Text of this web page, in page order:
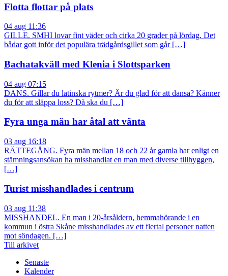
Flotta flottar på plats
04 aug 11:36
GILLE. SMHI lovar fint väder och cirka 20 grader på lördag. Det
bådar gott inför det populära trädgårdsgillet som går […]
Bachatakväll med Klenia i Slottsparken
04 aug 07:15
DANS. Gillar du latinska rytmer? Är du glad för att dansa? Känner
du för att släppa loss? Då ska du […]
Fyra unga män har åtal att vänta
03 aug 16:18
RÄTTEGÅNG. Fyra män mellan 18 och 22 år gamla har enligt en
stämningsansökan ha misshandlat en man med diverse tillhyggen,
[…]
Turist misshandlades i centrum
03 aug 11:38
MISSHANDEL. En man i 20-årsåldern, hemmahörande i en
kommun i östra Skåne misshandlades av ett flertal personer natten
mot söndagen. […]
Till arkivet
Senaste
Kalender